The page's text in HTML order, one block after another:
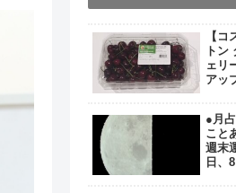
【
トン
ェリ
アッ
●月
こと
週末
日、